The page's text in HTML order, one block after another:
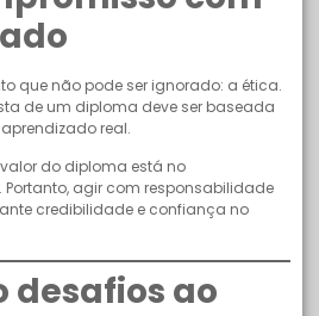
que não pode ser ignorado: a ética.
de um diploma deve ser baseada
real.
do diploma está no
agir com responsabilidade
credibilidade e confiança no
desafios ao